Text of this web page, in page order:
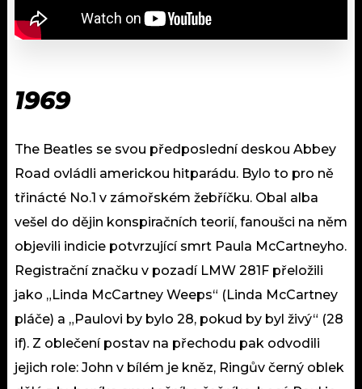
1969
The Beatles se svou předposlední deskou Abbey
Road ovládli americkou hitparádu. Bylo to pro ně
třinácté No.1 v zámořském žebříčku. Obal alba
vešel do dějin konspiračních teorií, fanoušci na něm
objevili indicie potvrzující smrt Paula McCartneyho.
Registrační značku v pozadí LMW 281F přeložili
jako „Linda McCartney Weeps“ (Linda McCartney
pláče) a „Paulovi by bylo 28, pokud by byl živý“ (28
if). Z oblečení postav na přechodu pak odvodili
jejich role: John v bílém je kněz, Ringův černý oblek